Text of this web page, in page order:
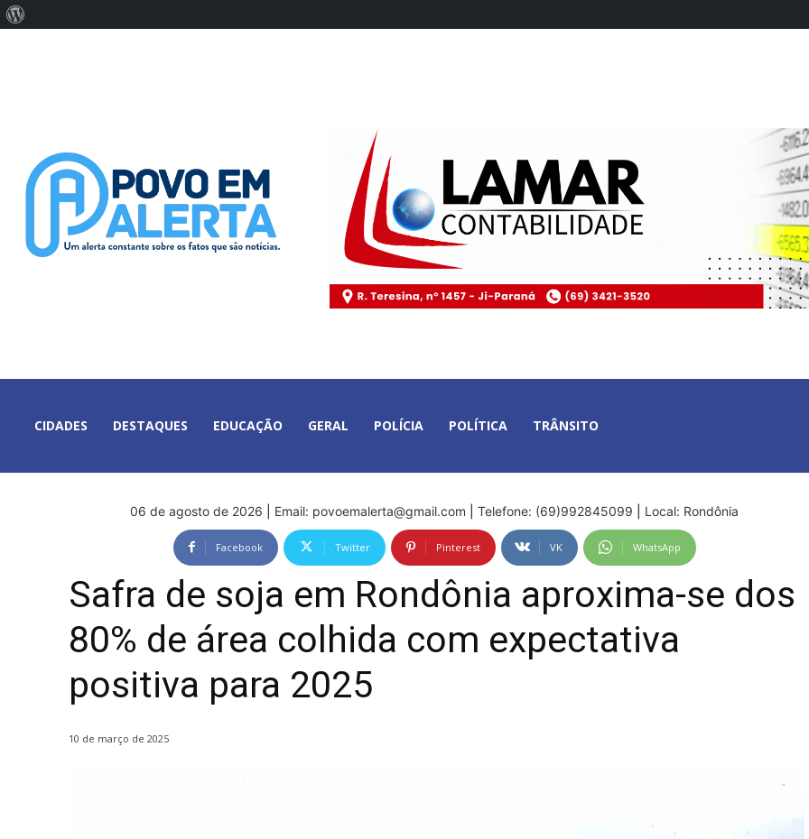
CIDADES DESTAQUES EDUCAÇÃO GERAL POLÍCIA POLÍTICA TRÂNSITO
06 de agosto de 2026 Email: povoemalerta@gmail.com |Telefone: (69)992845099 Local: Rondônia
Facebook Twitter Pinterest VK WhatsApp
Safra de soja em Rondônia aproxima-se dos
80% de área colhida com expectativa
positiva para 2025
10 de março de 2025